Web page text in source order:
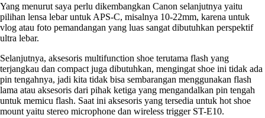
Yang menurut saya perlu dikembangkan Canon selanjutnya yaitu
pilihan lensa lebar untuk APS-C, misalnya 10-22mm, karena untuk
vlog atau foto pemandangan yang luas sangat dibutuhkan perspektif
ultra lebar.
Selanjutnya, aksesoris multifunction shoe terutama flash yang
terjangkau dan compact juga dibutuhkan, mengingat shoe ini tidak ada
pin tengahnya, jadi kita tidak bisa sembarangan menggunakan flash
lama atau aksesoris dari pihak ketiga yang mengandalkan pin tengah
untuk memicu flash. Saat ini aksesoris yang tersedia untuk hot shoe
mount yaitu stereo microphone dan wireless trigger ST-E10.